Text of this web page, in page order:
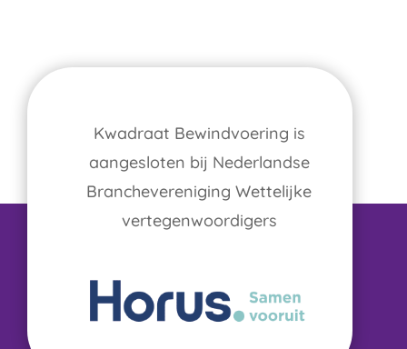
Kwadraat Bewindvoering is
aangesloten bij Nederlandse
Branchevereniging Wettelijke
vertegenwoordigers